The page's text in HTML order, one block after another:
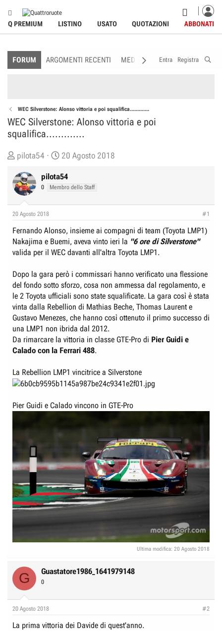
Q PREMIUM LISTINO USATO QUOTAZIONI ABBONATI
FORUM ARGOMENTI RECENTI MEDIA MEMBRI
Entra Registra
WEC Silverstone: Alonso vittoria e poi squalifica.............
WEC Silverstone: Alonso vittoria e poi
squalifica.............
C
e
a
t
o
r
e
D
s
c
u
s
s
i
o
e
pilota54
D
t
a
d
n
i
i
o
20 Agosto 2018
pilota54
0 Membro dello Staff
20 Agosto 2018 #1
Fernando Alonso, insieme ai compagni di team (Toyota LMP1)
Nakajima e Buemi, aveva vinto ieri la "6 ore di Silverstone"
valida per il WEC davanti all'altra Toyota LMP1.
Dopo la gara però i commissari hanno verificato una flessione
del fondo sotto sforzo, cosa non ammessa dal regolamento, e
le 2 Toyota ufficiali sono state squalificate. La gara così è stata
vinta dalla Rebellion di Mathias Beche, Thomas Laurent e
Gustavo Menezes, che hanno così ottenuto il primo successo di
una LMP1 non ibrida dal 2012.
Da rimarcare la vittoria in classe GTE-Pro di Pier Guidi e
Calado con la Ferrari 488.
La Rebellion LMP1 vincitrice a Silverstone
Pier Guidi e Calado vincono in GTE-Pro
Ultima modifica: 20 Agosto 2018
G Guastatore1986_1641979148
0
20 Agosto 2018 #2
La prima vittoria dei Davide di quest'anno.